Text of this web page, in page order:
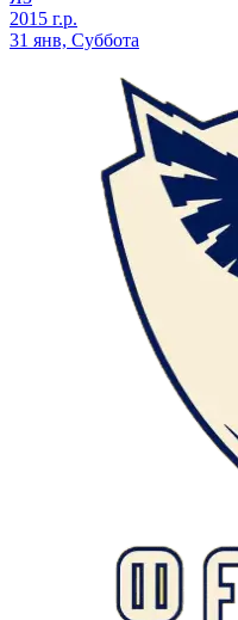
2015 г.р.
31 янв, Суббота